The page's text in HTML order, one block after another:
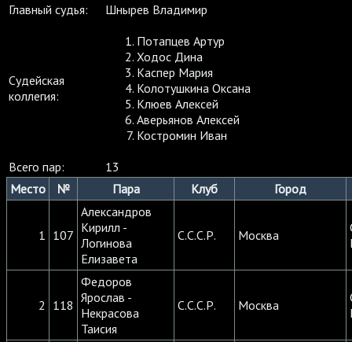
Главный судья:
Шнырев Владимир
Судейская
коллегия:
Потапцев Артур
Ходос Дина
Каспер Мария
Колотушкина Оксана
Клюев Алексей
Аверьянов Алексей
Костромин Иван
Всего пар:
13
Место
№ Пара Клуб Город
1 107
Александров
Кирилл -
Логинова
Елизавета
С.С.С.Р. Москва
2 118
Федоров
Ярослав -
Некрасова
Таисия
С.С.С.Р. Москва